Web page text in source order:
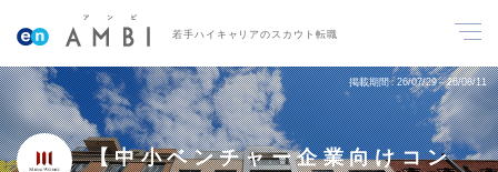
若手ハイキャリアのスカウト転職
掲載期間 26/07/29～26/08/11
【中小ベンチャー企業向けコン